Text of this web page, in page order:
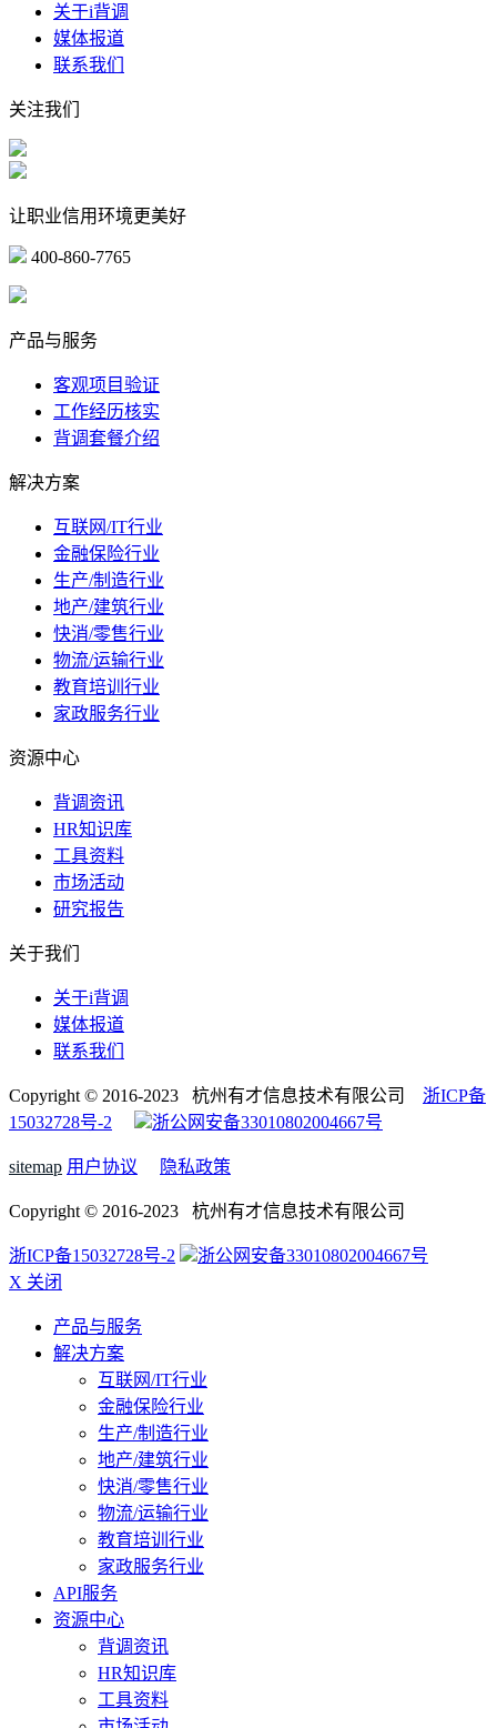
关于i背调
媒体报道
联系我们
关注我们
让职业信用环境更美好
400-860-7765
产品与服务
客观项目验证
工作经历核实
背调套餐介绍
解决方案
互联网/IT行业
金融保险行业
生产/制造行业
地产/建筑行业
快消/零售行业
物流/运输行业
教育培训行业
家政服务行业
资源中心
背调资讯
HR知识库
工具资料
市场活动
研究报告
关于我们
关于i背调
媒体报道
联系我们
Copyright © 2016-2023 杭州有才信息技术有限公司 浙ICP备
15032728号-2
浙公网安备33010802004667号
sitemap 用户协议 隐私政策
Copyright © 2016-2023 杭州有才信息技术有限公司
浙ICP备15032728号-2
浙公网安备33010802004667号
X 关闭
产品与服务
解决方案
互联网/IT行业
金融保险行业
生产/制造行业
地产/建筑行业
快消/零售行业
物流/运输行业
教育培训行业
家政服务行业
API服务
资源中心
背调资讯
HR知识库
工具资料